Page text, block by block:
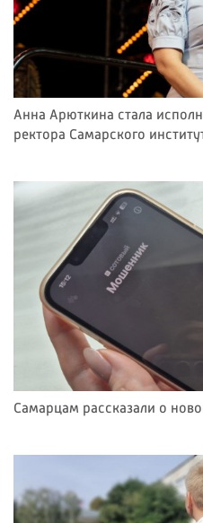
Анна Арюткина стала
ректора Самарского
Самарцам рассказали о